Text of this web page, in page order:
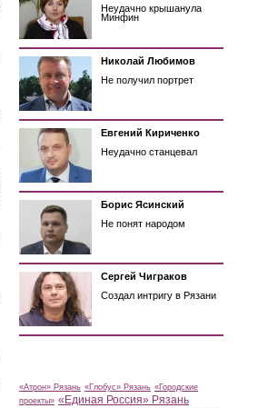
Неудачно крышанула
Минфин
Николай Любимов
Не получил портрет
Евгений Кириченко
Неудачно станцевал
Борис Ясинский
Не понят народом
Сергей Чиграков
Создал интригу в Рязани
«Атрон» Рязань «Глобус» Рязань «Городские
проекты» «Единая Россия» Рязань